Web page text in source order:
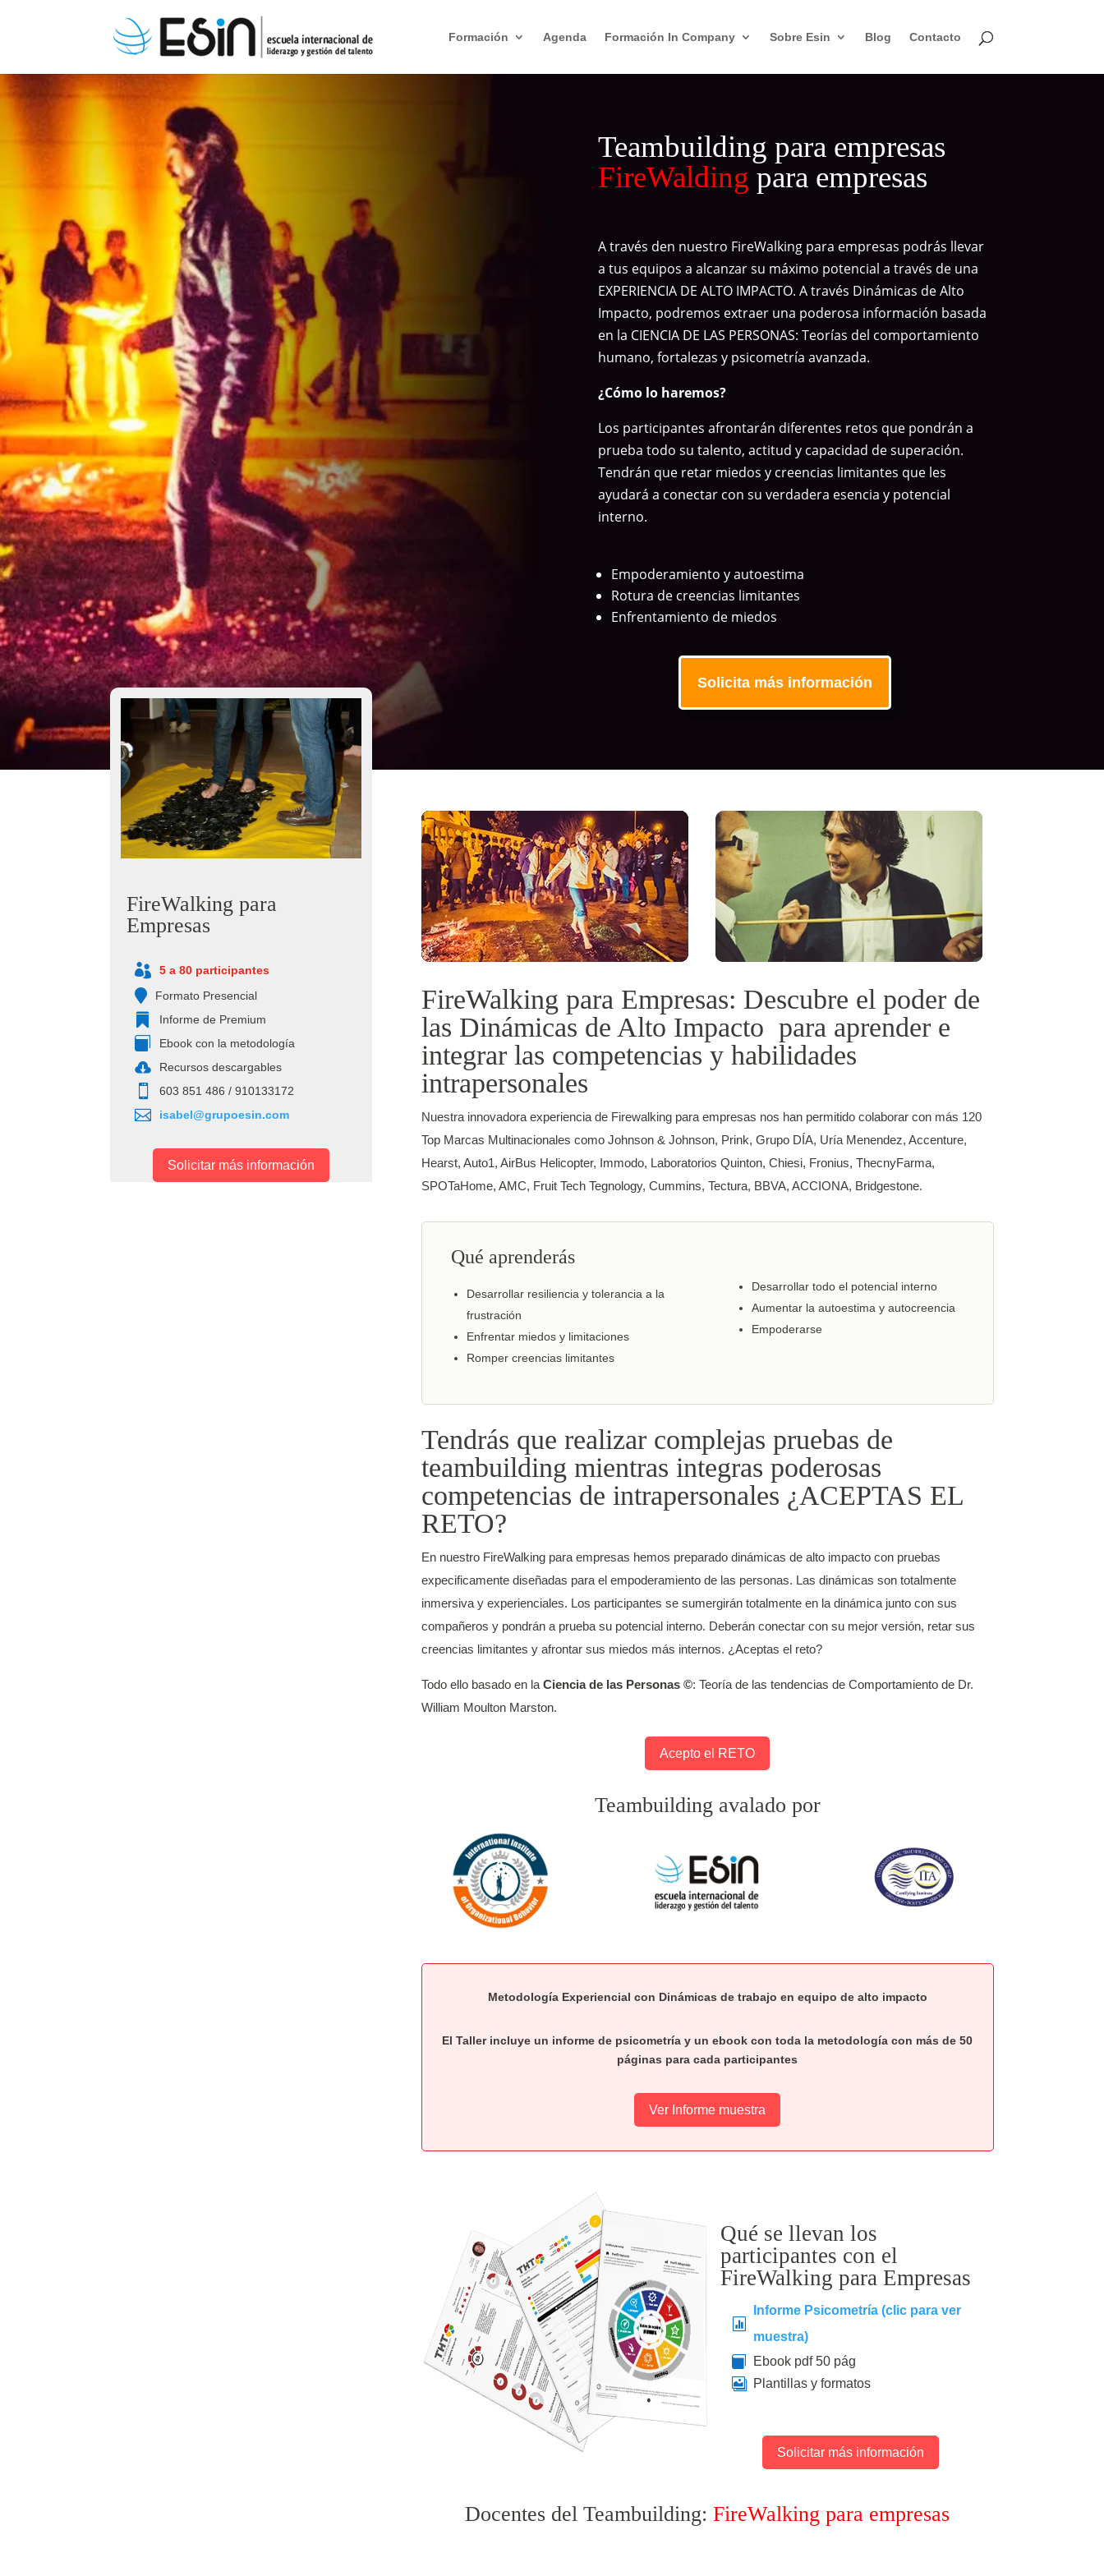
Formación Agenda Formación In Company Sobre Esin Blog Contacto
Teambuilding para empresas
FireWalding para empresas
A través den nuestro FireWalking para empresas podrás llevar
a tus equipos a alcanzar su máximo potencial a través de una
EXPERIENCIA DE ALTO IMPACTO. A través Dinámicas de Alto
Impacto, podremos extraer una poderosa información basada
en la CIENCIA DE LAS PERSONAS: Teorías del comportamiento
humano, fortalezas y psicometría avanzada.
¿Cómo lo haremos?
Los participantes afrontarán diferentes retos que pondrán a
prueba todo su talento, actitud y capacidad de superación.
Tendrán que retar miedos y creencias limitantes que les
ayudará a conectar con su verdadera esencia y potencial
interno.
Empoderamiento y autoestima
Rotura de creencias limitantes
Enfrentamiento de miedos
Solicita más información
FireWalking para
Empresas
 5 a 80 participantes
 Formato Presencial
 Informe de Premium
 Ebook con la metodología
 Recursos descargables
 ‭603 851 486‬ / 910133172
 isabel@grupoesin.com
Solicitar más información
FireWalking para Empresas: Descubre el poder de
las Dinámicas de Alto Impacto para aprender e
integrar las competencias y habilidades
intrapersonales
Nuestra innovadora experiencia de Firewalking para empresas nos han permitido colaborar con más 120
Top Marcas Multinacionales como Johnson & Johnson, Prink, Grupo DÍA, Uría Menendez, Accenture,
Hearst, Auto1, AirBus Helicopter, Immodo, Laboratorios Quinton, Chiesi, Fronius, ThecnyFarma,
SPOTaHome, AMC, Fruit Tech Tegnology, Cummins, Tectura, BBVA, ACCIONA, Bridgestone.
Qué aprenderás
Desarrollar resiliencia y tolerancia a la
frustración
Enfrentar miedos y limitaciones
Romper creencias limitantes
Desarrollar todo el potencial interno
Aumentar la autoestima y autocreencia
Empoderarse
Tendrás que realizar complejas pruebas de
teambuilding mientras integras poderosas
competencias de intrapersonales ¿ACEPTAS EL
RETO?
En nuestro FireWalking para empresas hemos preparado dinámicas de alto impacto con pruebas
expecificamente diseñadas para el empoderamiento de las personas. Las dinámicas son totalmente
inmersiva y experienciales. Los participantes se sumergirán totalmente en la dinámica junto con sus
compañeros y pondrán a prueba su potencial interno. Deberán conectar con su mejor versión, retar sus
creencias limitantes y afrontar sus miedos más internos. ¿Aceptas el reto?
Todo ello basado en laCiencia de las Personas ©: Teoría de las tendencias de Comportamiento de Dr.
William Moulton Marston.
Acepto el RETO
Teambuilding avalado por
Metodología Experiencial con Dinámicas de trabajo en equipo de alto impacto
El Taller incluye un informe de psicometría y un ebook con toda la metodología con más de 50
páginas para cada participantes
Ver Informe muestra
Qué se llevan los
participantes con el
FireWalking para Empresas

Informe Psicometría (clic para ver
muestra)
 Ebook pdf 50 pág
 Plantillas y formatos
Solicitar más información
Docentes del Teambuilding:FireWalking para empresas